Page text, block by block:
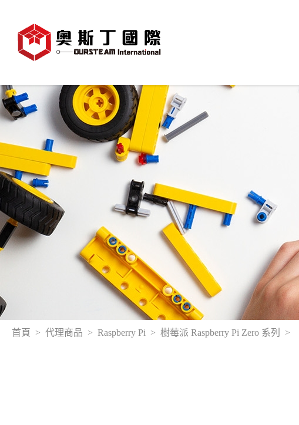
首頁 代理商品 Raspberry Pi 樹莓派 Raspberry Pi Zero 系列